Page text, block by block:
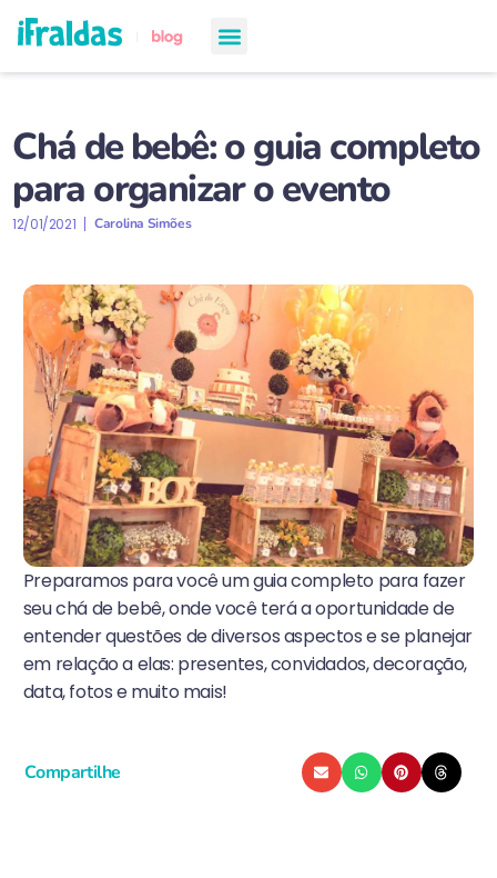
Chá de bebê: o guia completo
para organizar o evento
12/01/2021 Carolina Simões
Preparamos para você um guia completo para fazer
seu chá de bebê, onde você terá a oportunidade de
entender questões de diversos aspectos e se planejar
em relação a elas: presentes, convidados, decoração,
data, fotos e muito mais!
Compartilhe